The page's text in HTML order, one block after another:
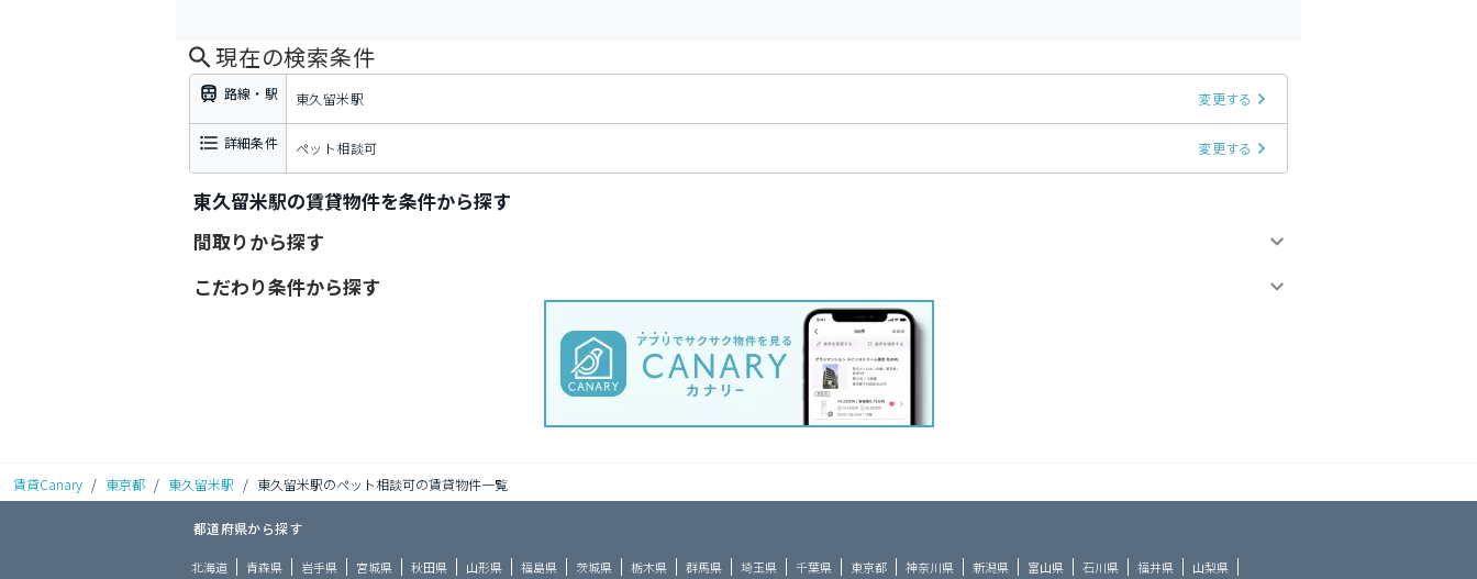
現在の検索条件
路線・駅 東久留米駅 変更する
詳細条件 ペット相談可 変更する
東久留米駅の賃貸物件を条件から探す
間取りから探す
こだわり条件から探す
賃貸Canary / 東京都 / 東久留米駅 / 東久留米駅のペット相談可の賃貸物件一覧
都道府県から探す
北海道 青森県 岩手県 宮城県 秋田県 山形県 福島県 茨城県 栃木県 群馬県 埼玉県 千葉県 東京都 神奈川県 新潟県 富山県 石川県 福井県 山梨県